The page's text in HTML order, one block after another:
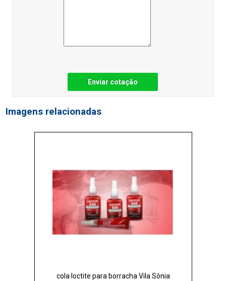
Enviar cotação
Imagens relacionadas
cola loctite para borracha Vila Sônia